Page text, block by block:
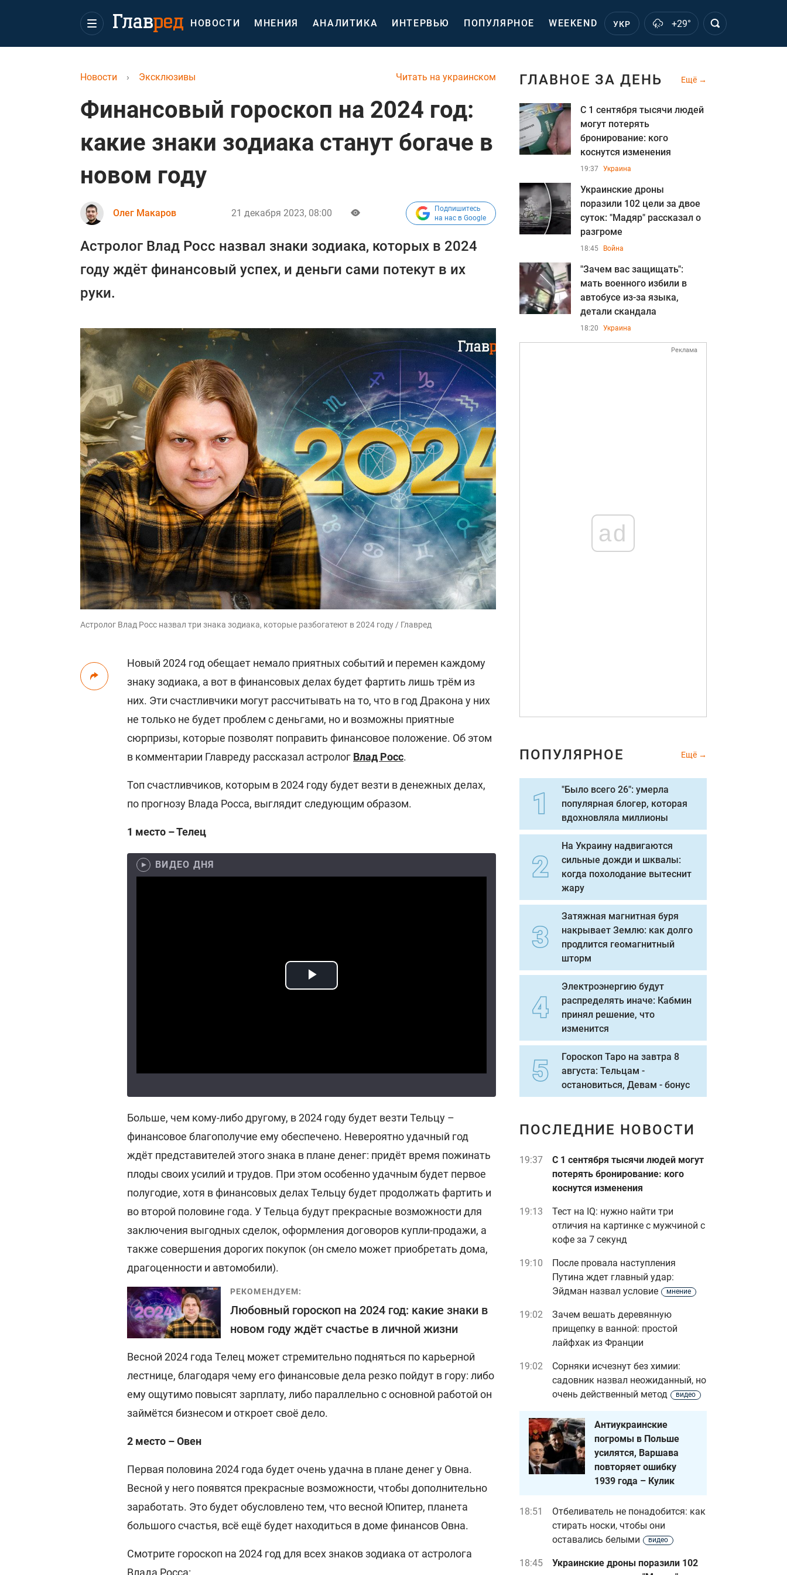
НОВОСТИ МНЕНИЯ АНАЛИТИКА ИНТЕРВЬЮ ПОПУЛЯРНОЕ WEEKEND УКР +29°
Читать на украинском
Новости › Эксклюзивы
Финансовый гороскоп на 2024 год:
какие знаки зодиака станут богаче в
новом году
Олег Макаров 21 декабря 2023, 08:00
Подпишитесь
на нас в Google
Астролог Влад Росс назвал знаки зодиака, которых в 2024
году ждёт финансовый успех, и деньги сами потекут в их
руки.
Астролог Влад Росс назвал три знака зодиака, которые разбогатеют в 2024 году / Главред
Новый 2024 год обещает немало приятных событий и перемен каждому
знаку зодиака, а вот в финансовых делах будет фартить лишь трём из
них. Эти счастливчики могут рассчитывать на то, что в год Дракона у них
не только не будет проблем с деньгами, но и возможны приятные
сюрпризы, которые позволят поправить финансовое положение. Об этом
в комментарии Главреду рассказал астролог Влад Росс.
Топ счастливчиков, которым в 2024 году будет везти в денежных делах,
по прогнозу Влада Росса, выглядит следующим образом.
1 место – Телец
ВИДЕО ДНЯ
Больше, чем кому-либо другому, в 2024 году будет везти Тельцу –
финансовое благополучие ему обеспечено. Невероятно удачный год
ждёт представителей этого знака в плане денег: придёт время пожинать
плоды своих усилий и трудов. При этом особенно удачным будет первое
полугодие, хотя в финансовых делах Тельцу будет продолжать фартить и
во второй половине года. У Тельца будут прекрасные возможности для
заключения выгодных сделок, оформления договоров купли-продажи, а
также совершения дорогих покупок (он смело может приобретать дома,
драгоценности и автомобили).
РЕКОМЕНДУЕМ:
Любовный гороскоп на 2024 год: какие знаки в
новом году ждёт счастье в личной жизни
Весной 2024 года Телец может стремительно подняться по карьерной
лестнице, благодаря чему его финансовые дела резко пойдут в гору: либо
ему ощутимо повысят зарплату, либо параллельно с основной работой он
займётся бизнесом и откроет своё дело.
2 место – Овен
Первая половина 2024 года будет очень удачна в плане денег у Овна.
Весной у него появятся прекрасные возможности, чтобы дополнительно
заработать. Это будет обусловлено тем, что весной Юпитер, планета
большого счастья, всё ещё будет находиться в доме финансов Овна.
Смотрите гороскоп на 2024 год для всех знаков зодиака от астролога
Влада Росса:
ГЛАВНОЕ ЗА ДЕНЬ Ещё
С 1 сентября тысячи людей
могут потерять
бронирование: кого
коснутся изменения
19:37 Украина
Украинские дроны
поразили 102 цели за двое
суток: "Мадяр" рассказал о
разгроме
18:45 Война
"Зачем вас защищать":
мать военного избили в
автобусе из-за языка,
детали скандала
18:20 Украина
Реклама
ad
ПОПУЛЯРНОЕ Ещё
"Было всего 26": умерла
популярная блогер, которая
вдохновляла миллионы
На Украину надвигаются
сильные дожди и шквалы:
когда похолодание вытеснит
жару
Затяжная магнитная буря
накрывает Землю: как долго
продлится геомагнитный
шторм
Электроэнергию будут
распределять иначе: Кабмин
принял решение, что
изменится
Гороскоп Таро на завтра 8
августа: Тельцам -
остановиться, Девам - бонус
ПОСЛЕДНИЕ НОВОСТИ
19:37
С 1 сентября тысячи людей могут
потерять бронирование: кого
коснутся изменения
19:13
Тест на IQ: нужно найти три
отличия на картинке с мужчиной с
кофе за 7 секунд
19:10
После провала наступления
Путина ждет главный удар:
Эйдман назвал условие
мнение
19:02
Зачем вешать деревянную
прищепку в ванной: простой
лайфхак из Франции
19:02
Сорняки исчезнут без химии:
садовник назвал неожиданный, но
очень действенный метод
видео
Антиукраинские
погромы в Польше
усилятся, Варшава
повторяет ошибку
1939 года – Кулик
18:51
Отбеливатель не понадобится: как
стирать носки, чтобы они
оставались белыми
видео
18:45
Украинские дроны поразили 102